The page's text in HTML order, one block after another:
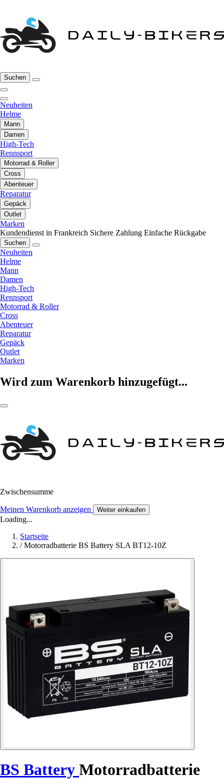
Suchen
Neuheiten
Helme
Mann
Damen
High-Tech
Rennsport
Motorrad & Roller
Cross
Abenteuer
Reparatur
Gepäck
Outlet
Marken
Kundendienst in Frankreich Sichere Zahlung Einfache Rückgabe
Suchen
Neuheiten
Helme
Mann
Damen
High-Tech
Rennsport
Motorrad & Roller
Cross
Abenteuer
Reparatur
Gepäck
Outlet
Marken
Wird zum Warenkorb hinzugefügt...
Zwischensumme
Meinen Warenkorb anzeigen Weiter einkaufen
Loading...
Startseite
/ Motorradbatterie BS Battery SLA BT12-10Z
BS Battery Motorradbatterie